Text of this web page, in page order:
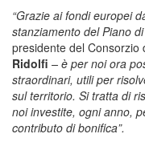
“Grazie ai fondi europei
stanziamento del Piano
presidente del Consorzio
Ridolfi – è per noi ora
straordinari, utili per
sul territorio. Si tratta di
noi investite, ogni anno,
contributo di bonifica”.